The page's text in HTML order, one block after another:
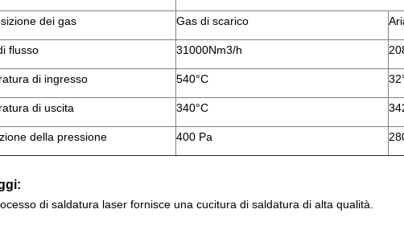
dei gas Gas di scarico
flusso 31000Nm3/h
di ingresso 540°C
di uscita 340°C
della pressione 400 Pa
di saldatura laser fornisce una cucitura di saldatura di alta qualità.